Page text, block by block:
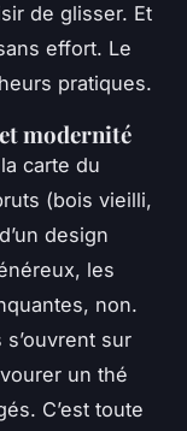
de glisser. Et
effort. Le
pratiques.
modernité
carte du
(bois vieilli,
design
les
non.
sur
un thé
C’est toute